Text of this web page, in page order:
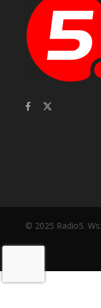
© 2025 Radio5.